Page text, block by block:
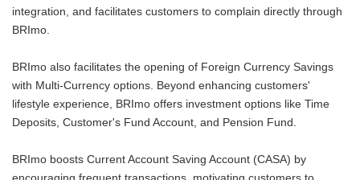
integration, and facilitates customers to complain directly through
BRImo.
BRImo also facilitates the opening of Foreign Currency Savings
with Multi-Currency options. Beyond enhancing customers'
lifestyle experience, BRImo offers investment options like Time
Deposits, Customer's Fund Account, and Pension Fund.
BRImo boosts Current Account Saving Account (CASA) by